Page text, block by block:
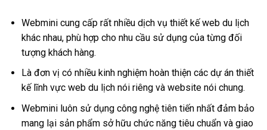
Webmini cung cấp rất nhiều dịch vụ thiết kế web du lịch
khác nhau, phù hợp cho nhu cầu sử dụng của từng đối
tượng khách hàng.
Là đơn vị có nhiều kinh nghiệm hoàn thiện các dự án thiết
kế lĩnh vực web du lịch nói riêng và website nói chung.
Webmini luôn sử dụng công nghệ tiên tiến nhất đảm bảo
mang lại sản phẩm sở hữu chức năng tiêu chuẩn và giao